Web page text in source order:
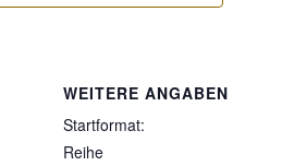
WEITERE ANGABEN
Startformat:
Reihe